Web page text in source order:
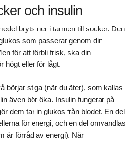
och insulin
bryts ner i tarmen till socker. Den
som passerar genom din
för att förbli frisk, ska din
högt eller för lågt.
börjar stiga (när du äter), som kallas
även bör öka. Insulin fungerar på
dem tar in glukos från blodet. En del
för energi, och en del omvandlas
är förråd av energi). När